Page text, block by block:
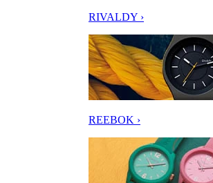
RIVALDY ›
REEBOK ›